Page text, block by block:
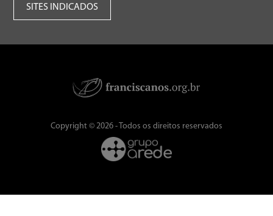
SITES INDICADOS
Copyright © 2026 - Todos os direitos reservados